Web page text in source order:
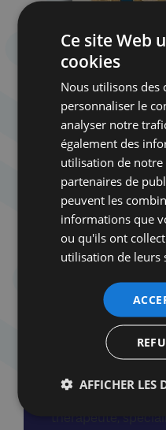
Ce site Web
cookies
Nous utilisons des
personnaliser le
analyser notre
également des
utilisation de notre
partenaires de
peuvent les
informations que
ou qu'ils ont
utilisation de leurs
AFFICHER LES